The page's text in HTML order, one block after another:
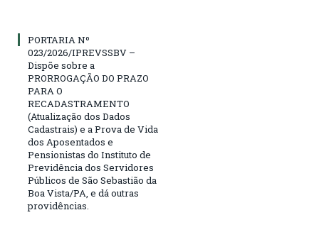
PORTARIA Nº
023/2026/IPREVSSBV –
Dispõe sobre a
PRORROGAÇÃO DO PRAZO
PARA O
RECADASTRAMENTO
(Atualização dos Dados
Cadastrais) e a Prova de Vida
dos Aposentados e
Pensionistas do Instituto de
Previdência dos Servidores
Públicos de São Sebastião da
Boa Vista/PA, e dá outras
providências.